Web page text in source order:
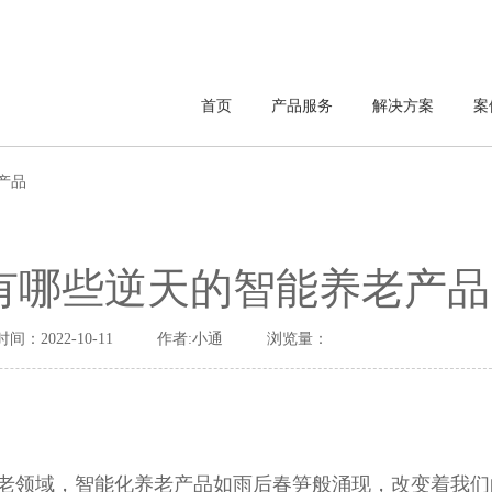
首页 产品服务 解决方案 案
品
哪些逆天的智能养老产品
间：2022-10-11 作者:小通 浏览量：
领域，智能化养老产品如雨后春笋般涌现，改变着我